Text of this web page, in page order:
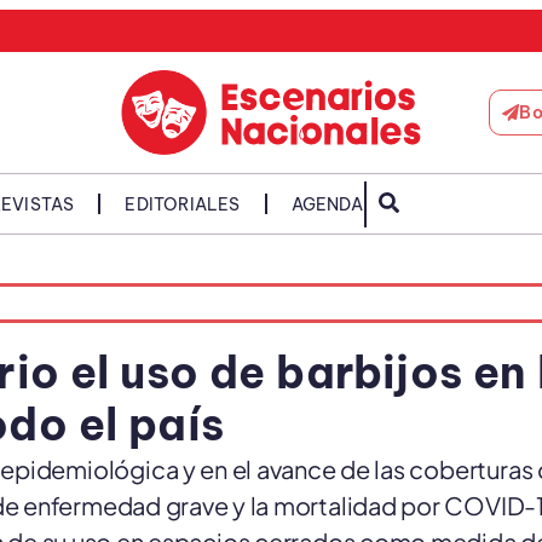
EDITORIALES AGENDA
el uso de barbijos en
el país
y en el avance de las coberturas
enfermedad grave y la mortalidad por COVID-